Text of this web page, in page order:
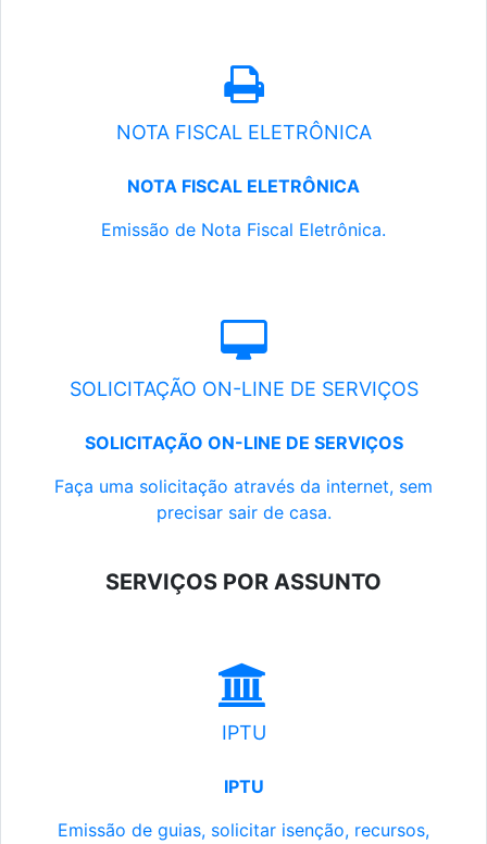
NOTA FISCAL ELETRÔNICA
NOTA FISCAL ELETRÔNICA
Emissão de Nota Fiscal Eletrônica.
SOLICITAÇÃO ON-LINE DE SERVIÇOS
SOLICITAÇÃO ON-LINE DE SERVIÇOS
Faça uma solicitação através da internet, sem
precisar sair de casa.
SERVIÇOS POR ASSUNTO
IPTU
IPTU
Emissão de guias, solicitar isenção, recursos,